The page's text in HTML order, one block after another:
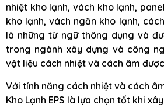
nhiệt kho lạnh, vách kho lạnh,
kho lạnh, vách ngăn kho lạnh,
là những từ ngữ thông dụng và
trong ngành xây dựng và công
vật liệu cách nhiệt và cách âm được
Với tính năng cách nhiệt và cách
Kho Lạnh EPS là lựa chọn tốt khi